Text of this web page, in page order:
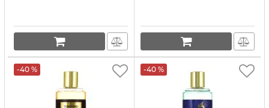
-40 % -40 %